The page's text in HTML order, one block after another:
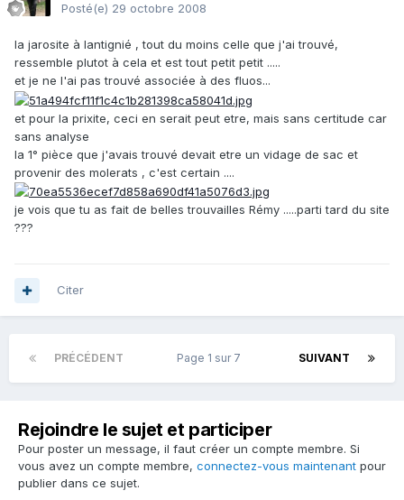
Posté(e) 29 octobre 2008
la jarosite à lantignié , tout du moins celle que j'ai trouvé,
ressemble plutot à cela et est tout petit petit .....
et je ne l'ai pas trouvé associée à des fluos...
et pour la prixite, ceci en serait peut etre, mais sans certitude car
sans analyse
la 1° pièce que j'avais trouvé devait etre un vidage de sac et
provenir des molerats , c'est certain ....
je vois que tu as fait de belles trouvailles Rémy .....parti tard du site
???
Citer
PRÉCÉDENT SUIVANT
Page 1 sur 7
Rejoindre le sujet et participer
Pour poster un message, il faut créer un compte membre. Si
vous avez un compte membre, connectez-vous maintenant pour
publier dans ce sujet.